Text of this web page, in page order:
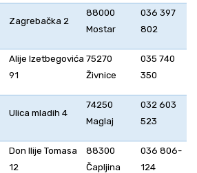
Zagrebačka 2
88000
Mostar
036 397
802
Alije Izetbegovića
91
75270
Živnice
035 740
350
Ulica mladih 4
74250
Maglaj
032 603
523
Don Ilije Tomasa
12
88300
Čapljina
036 806-
124